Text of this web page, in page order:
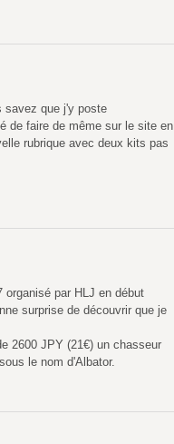
savez que j'y poste
de faire de même sur le site en
rubrique avec deux kits pas
par HLJ en début
surprise de découvrir que je
2600 JPY (21€) un chasseur
le nom d'Albator.